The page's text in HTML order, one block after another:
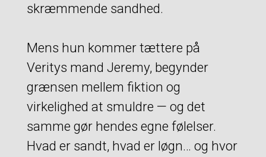
skræmmende sandhed.
Mens hun kommer tættere på
Veritys mand Jeremy, begynder
grænsen mellem fiktion og
virkelighed at smuldre — og det
samme gør hendes egne følelser.
Hvad er sandt, hvad er løgn… og hvor